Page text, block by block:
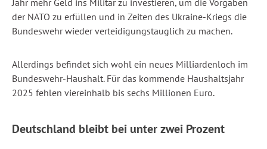
Jahr mehr Geld ins Militär zu investieren, um die Vorgaben
der NATO zu erfüllen und in Zeiten des Ukraine-Kriegs die
Bundeswehr wieder verteidigungstauglich zu machen.
Allerdings befindet sich wohl ein neues Milliardenloch im
Bundeswehr-Haushalt. Für das kommende Haushaltsjahr
2025 fehlen viereinhalb bis sechs Millionen Euro.
Deutschland bleibt bei unter zwei Prozent